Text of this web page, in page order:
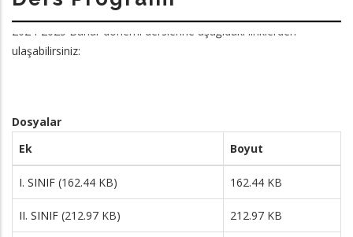
2024-2025 Bahar dönemi derslerine aşağıdaki linklerden
ulaşabilirsiniz:
Dosyalar
Ek
Boyut
I. SINIF (162.44 KB) 162.44 KB
II. SINIF (212.97 KB) 212.97 KB